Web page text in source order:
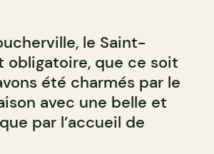
le Saint-
obligatoire, que ce soit
été charmés par le
avec une belle et
par l’accueil de